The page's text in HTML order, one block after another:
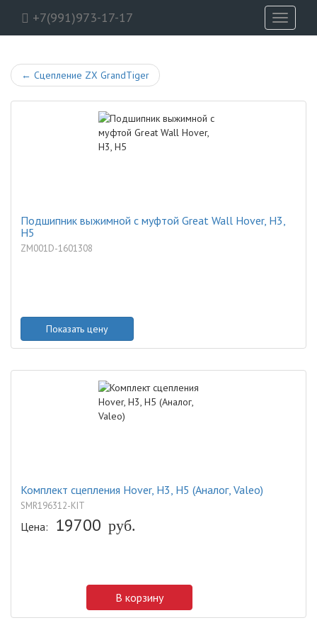
+7(991)973-17-17
Toggle
← Сцепление ZX GrandTiger
Подшипник выжимной с муфтой Great Wall Hover, H3,
H5
ZM001D-1601308
Показать цену
Комплект сцепления Hover, H3, H5 (Аналог, Valeo)
SMR196312-KIT
Цена: 19700 руб.
В корзину